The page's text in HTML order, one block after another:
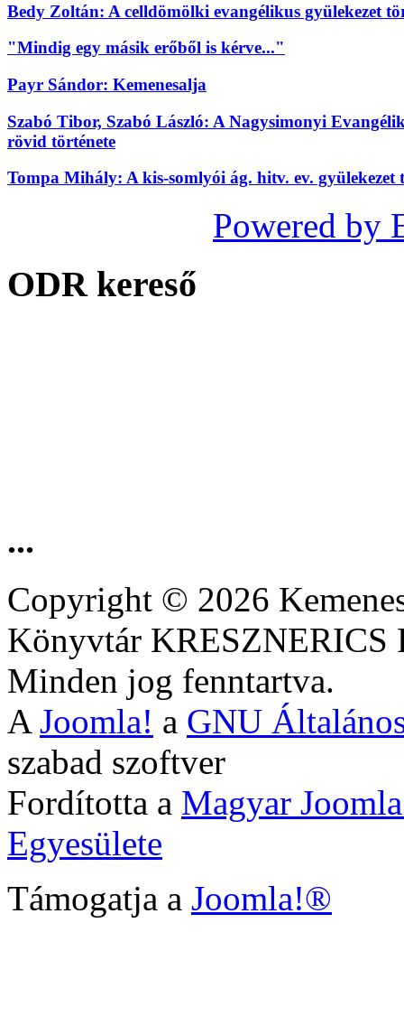
Bedy Zoltán: A celldömölki evangélikus gyülekezet
"Mindig egy másik erőből is kérve..."
Payr Sándor: Kemenesalja
Szabó Tibor, Szabó László: A Nagysimonyi
rövid története
Tompa Mihály: A kis-somlyói ág. hitv. ev. gyülekezet
Powered by
ODR kereső
...
Copyright © 2026
Könyvtár
Minden jog fenntartva.
A Joomla! a GNU
szabad szoftver
Fordította a Magyar
Egyesülete
Támogatja a Joomla!®